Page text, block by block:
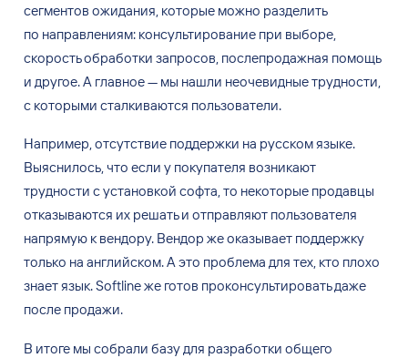
сегментов ожидания, которые можно разделить
по направлениям: консультирование при выборе,
скорость обработки запросов, послепродажная помощь
и другое. А главное — мы нашли неочевидные трудности,
с которыми сталкиваются пользователи.
Например, отсутствие поддержки на русском языке.
Выяснилось, что если у покупателя возникают
трудности сустановкой софта, то некоторые продавцы
отказываются их решать и отправляют пользователя
напрямую к вендору. Вендор жеоказывает поддержку
только на английском. Аэто проблема для тех, кто плохо
знает язык. Softline же готов проконсультировать даже
после продажи.
В итоге мы собрали базу для разработки общего